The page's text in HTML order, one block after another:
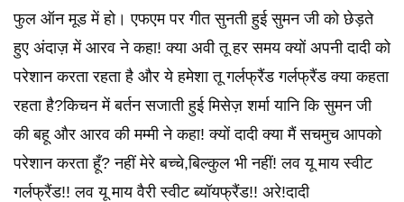
फुल ऑन मूड में हो। एफएम पर गीत सुनती हुई सुमन जी को छेड़ते
हुए अंदाज़ में आरव ने कहा! क्या अवी तू हर समय क्यों अपनी दादी को
परेशान करता रहता है और ये हमेशा तू गर्लफ्रैंड गर्लफ्रैंड क्या कहता
रहता है?किचन में बर्तन सजाती हुई मिसेज़ शर्मा यानि कि सुमन जी
की बहू और आरव की मम्मी ने कहा! क्यों दादी क्या मैं सचमुच आपको
परेशान करता हूँ? नहीं मेरे बच्चे,बिल्कुल भी नहीं! लव यू माय स्वीट
गर्लफ्रैंड!! लव यू माय वैरी स्वीट ब्यॉयफ्रैंड!! अरे!दादी